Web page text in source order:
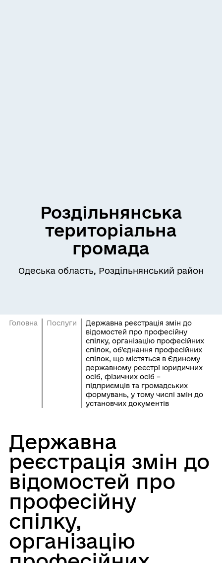
Роздільнянська
територіальна
громада
Одеська область, Роздільнянський район
Головна Послуги
Державна реєстрація змін до
відомостей про професійну
спілку, організацію професійних
спілок, об’єднання професійних
спілок, що містяться в Єдиному
державному реєстрі юридичних
осіб, фізичних осіб –
підприємців та громадських
формувань, у тому числі змін до
установчих документів
Державна
реєстрація змін до
відомостей про
професійну
спілку,
організацію